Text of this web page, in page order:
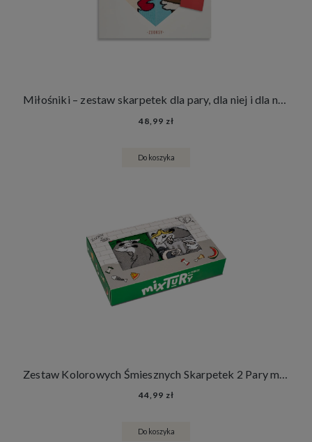
Miłośniki – zestaw skarpetek dla pary, dla niej i dla niego, prezent na ślub dla pary młodej
48,99 zł
Do koszyka
44,99 zł
Do koszyka